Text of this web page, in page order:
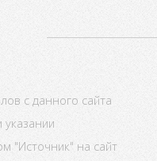
с данного сайта
"Источник" на сайт